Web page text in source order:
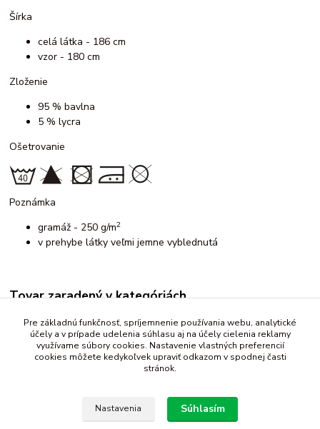
Šírka
celá látka - 186 cm
vzor - 180 cm
Zloženie
95 % bavlna
5 % lycra
Ošetrovanie
Poznámka
gramáž - 250 g/m2
v prehybe látky veľmi jemne vyblednutá
Tovar zaradený v kategóriách
Teplákovina
vzorovaná
Pre základnú funkčnosť, spríjemnenie používania webu, analytické
účely a v prípade udelenia súhlasu aj na účely cielenia reklamy
využívame súbory cookies. Nastavenie vlastných preferencií
cookies môžete kedykoľvek upraviť odkazom v spodnej časti
stránok.
Nastavenia Súhlasím